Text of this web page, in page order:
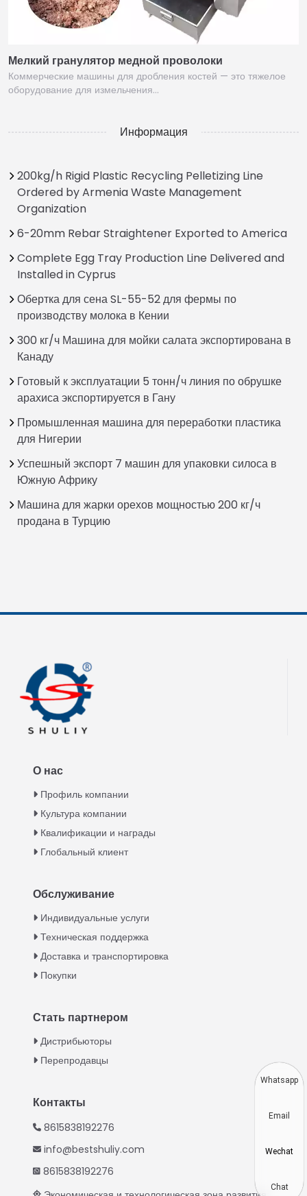
Мелкий гранулятор медной проволоки
Коммерческие машины для дробления костей — это тяжелое
оборудование для измельчения…
Информация
200kg/h Rigid Plastic Recycling Pelletizing Line
Ordered by Armenia Waste Management
Organization
6-20mm Rebar Straightener Exported to America
Complete Egg Tray Production Line Delivered and
Installed in Cyprus
Обертка для сена SL-55-52 для фермы по
производству молока в Кении
300 кг/ч Машина для мойки салата экспортирована в
Канаду
Готовый к эксплуатации 5 тонн/ч линия по обрушке
арахиса экспортируется в Гану
Промышленная машина для переработки пластика
для Нигерии
Успешный экспорт 7 машин для упаковки силоса в
Южную Африку
Машина для жарки орехов мощностью 200 кг/ч
продана в Турцию
О нас
Профиль компании
Культура компании
Квалификации и награды
Глобальный клиент
Обслуживание
Индивидуальные услуги
Техническая поддержка
Доставка и транспортировка
Покупки
Стать партнером
Дистрибьюторы
Перепродавцы
Контакты
8615838192276
info@bestshuliy.com
8615838192276
Chinese
Swahili
Urdu
Greek
Italian
Whatsapp
Email
Wechat
Chat